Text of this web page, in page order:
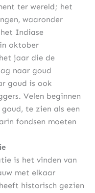
ter wereld; het
waaronder
Indiase
oktober
jaar die de
naar goud
goud is ook
Velen beginnen
te zien als een
fondsen moeten
is het vinden van
met elkaar
historisch gezien